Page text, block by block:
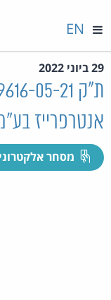
EN
29 ביוני 2022
אנטרפרייז
מסחר אלקטרוני